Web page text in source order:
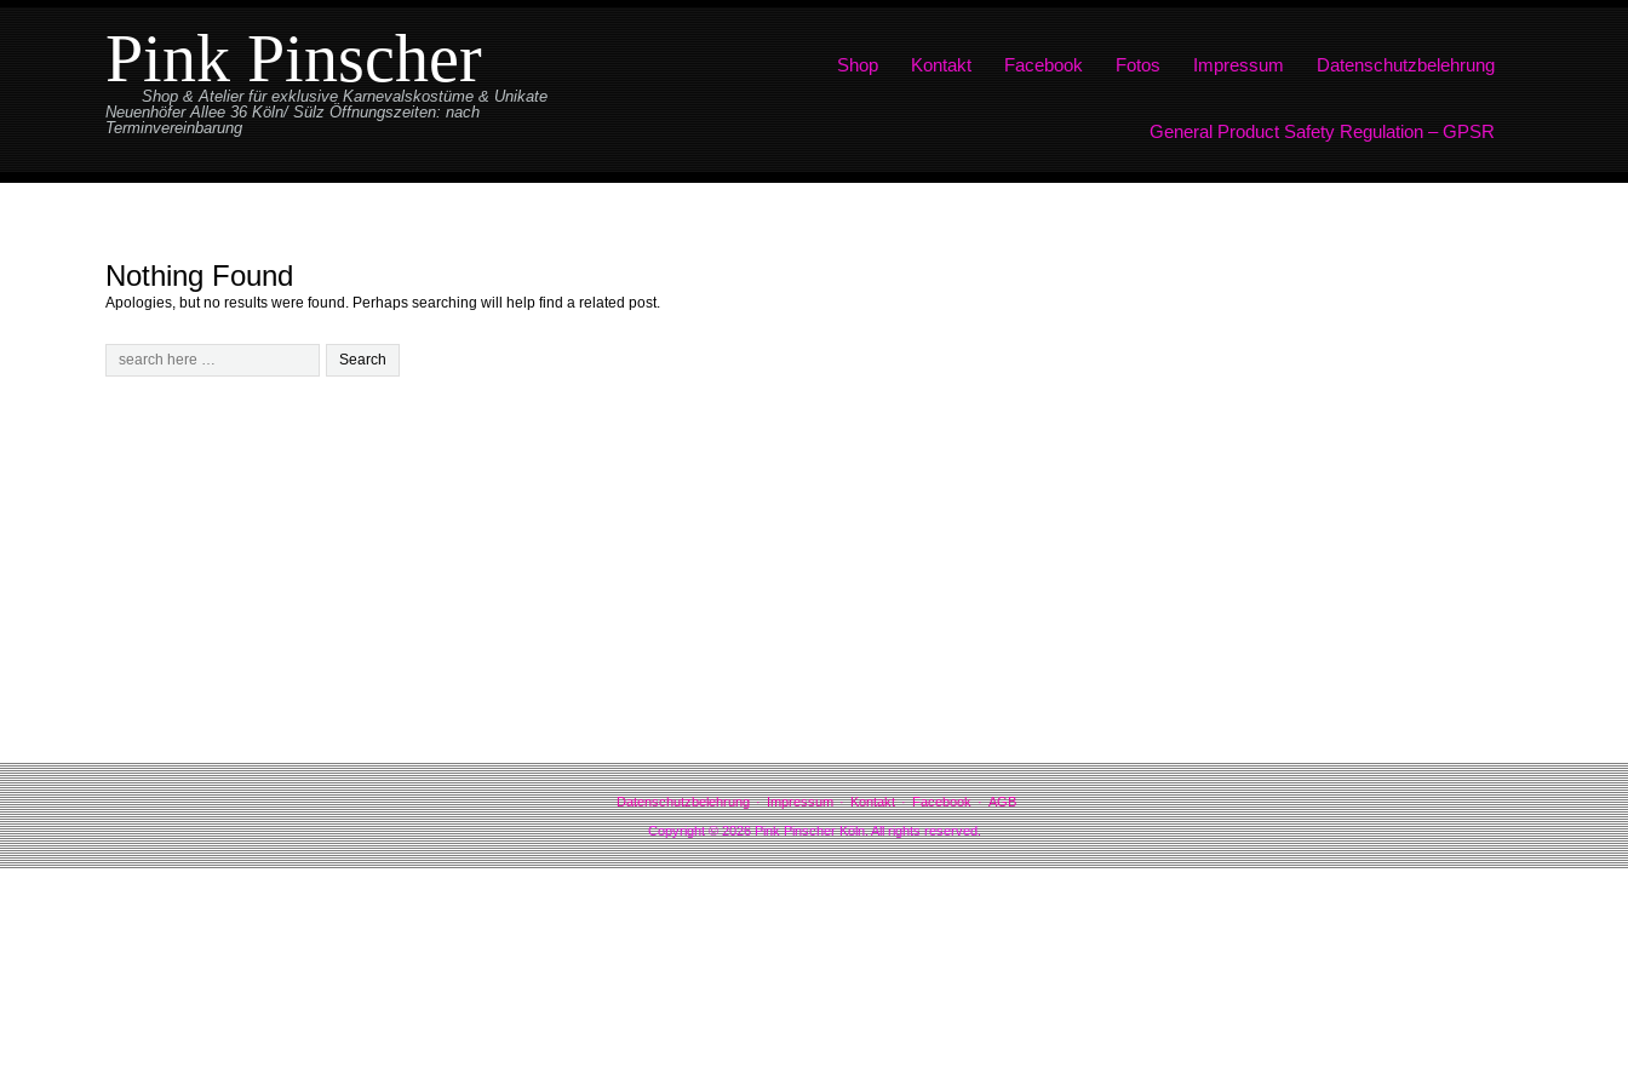
Pink Pinscher
Shop & Atelier für exklusive Karnevalskostüme & Unikate
Neuenhöfer Allee 36 Köln/ Sülz Öffnungszeiten: nach
Terminvereinbarung
Shop Kontakt Facebook Fotos Impressum Datenschutzbelehrung
General Product Safety Regulation – GPSR
Nothing Found
Apologies, but no results were found. Perhaps searching will help find a related post.
Datenschutzbelehrung Impressum Kontakt Facebook
AGB
Copyright © 2026 Pink Pinscher Köln. All rights reserved.